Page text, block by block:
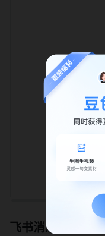
飞书消息转任务